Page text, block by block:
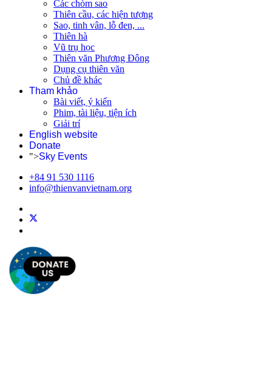
Các chòm sao
Thiên cầu, các hiện tượng
Sao, tinh vân, lỗ đen, ...
Thiên hà
Vũ trụ học
Thiên văn Phương Đông
Dụng cụ thiên văn
Chủ đề khác
Tham khảo
Bài viết, ý kiến
Phim, tài liệu, tiện ích
Giải trí
English website
Donate
">Sky Events
+84 91 530 1116
info@thienvanvietnam.org